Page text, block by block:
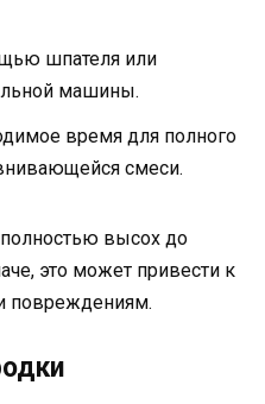
шпателя или
машины.
время для полного
смеси.
высох до
это может привести к
повреждениям.